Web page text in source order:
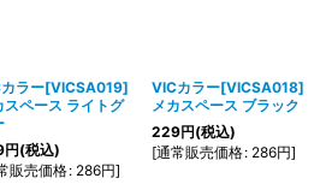
ラー[VICSA019]
スペース ライトグ
円(税込)
販売価格: 286円]
VICカラー[VICSA018]
メカスペース ブラック
229円(税込)
[通常販売価格: 286円]